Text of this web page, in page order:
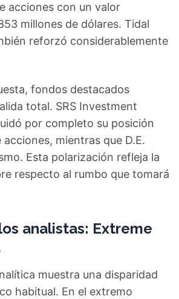
acciones con un valor
millones de dólares. Tidal
reforzó considerablemente
fondos destacados
total. SRS Investment
por completo su posición
mientras que D.E.
Esta polarización refleja la
respecto al rumbo que tomará
analistas: Extreme
muestra una disparidad
habitual. En el extremo